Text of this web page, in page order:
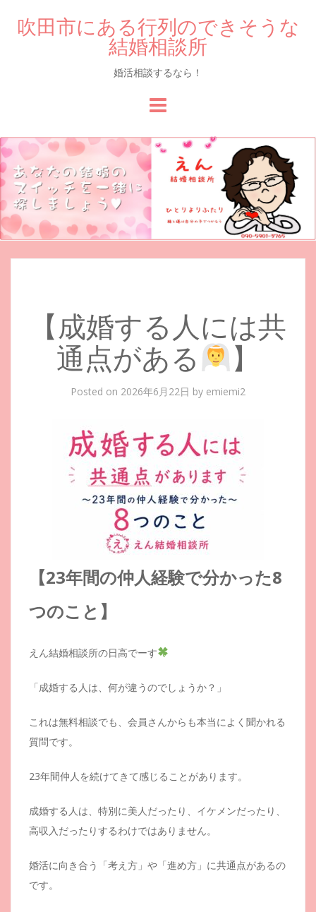
吹田市にある行列のできそうな
結婚相談所
婚活相談するなら！
to
content
【成婚する人には共
通点がある
】
Posted on 2026年6月22日 by emiemi2
【23年間の仲人経験で分かった8
つのこと】
えん結婚相談所の日高でーす
「成婚する人は、何が違うのでしょうか？」
これは無料相談でも、会員さんからも本当によく聞かれる
質問です。
23年間仲人を続けてきて感じることがあります。
成婚する人は、特別に美人だったり、イケメンだったり、
高収入だったりするわけではありません。
婚活に向き合う「考え方」や「進め方」に共通点があるの
です。